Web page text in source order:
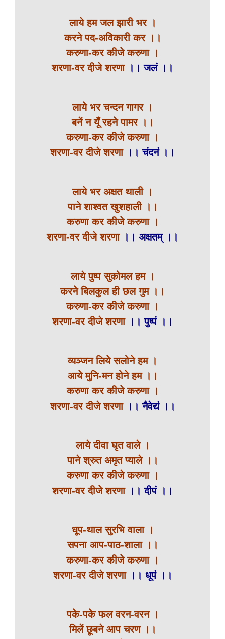
लाये हम जल झारी भर ।
करने पद-अविकारी कर ।।
करुणा-कर कीजे करुणा ।
शरणा-वर दीजे शरणा ।। जलं ।।
लाये भर चन्दन गागर ।
बनें न यूँ रहने पामर ।।
करुणा-कर कीजे करुणा ।
शरणा-वर दीजे शरणा ।। चंदनं ।।
लाये भर अक्षत थाली ।
पाने शाश्वत खुशहाली ।।
करुणा कर कीजे करुणा ।
शरणा-वर दीजे शरणा ।। अक्षतम् ।।
लाये पुष्प सुकोमल हम ।
करने बिलकुल ही छल गुम ।।
करुणा-कर कीजे करुणा ।
शरणा-वर दीजे शरणा ।। पुष्पं ।।
व्यञ्जन लिये सलोने हम ।
आये मुनि-मन होने हम ।।
करुणा कर कीजे करुणा ।
शरणा-वर दीजे शरणा ।। नैवेद्यं ।।
लाये दीवा घृत वाले ।
पाने श्रुत अमृत प्याले ।।
करुणा कर कीजे करुणा ।
शरणा-वर दीजे शरणा।। दीपं ।।
धूप-थाल सुरभि वाला ।
सपना आप-पाठ-शाला ।।
करुणा-कर कीजे करुणा ।
शरणा-वर दीजे शरणा ।। धूपं ।।
पके-पके फल वरन-वरन ।
मिलें छूबने आप चरण ।।